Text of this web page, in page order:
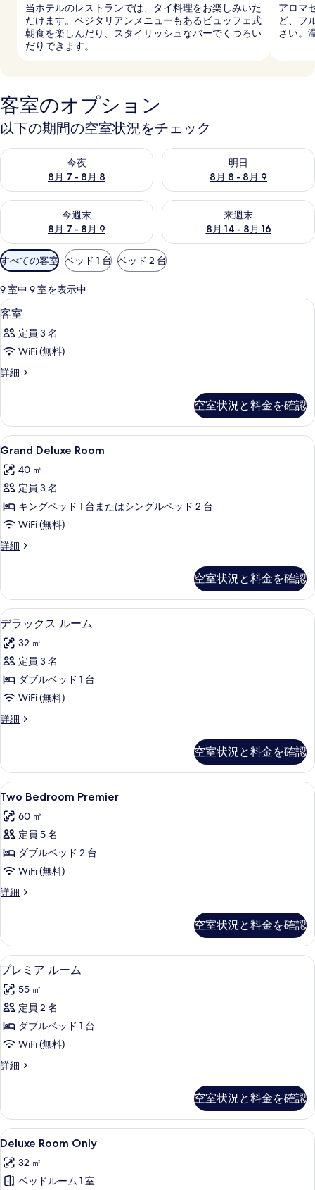
当ホテルのレストランでは、タイ料理をお楽しみいた
だけます。ベジタリアンメニューもあるビュッフェ式
朝食を楽しんだり、スタイリッシュなバーでくつろい
だりできます。
アロマ
ど、フ
さい。
客室のオプション
以下の期間の空室状況をチェック
今夜
8月 7 - 8月 8
今夜 8月 7 - 8月 8 の空室状況をチェック
明日
8月 8 - 8月 9
明日 8月 8 - 8月 9 の空室状況
今週末
8月 7 - 8月 9
今週末 8月 7 - 8月 9 の空室状況をチェック
来週末
8月 14 - 8月 16
来週末 8月 14 - 8月 16 の空室
利
用
可
能
な
客
室
の
絞
み
条
件
すべての客室 ベッド 1 台 ベッド 2 台
9 室中 9 室を表示中
客
室
の
す
べ
の
写
真
を
表
示
す
る
ミニバーのアイテム (無料)、セーフ
11
客室
定員 3 名
WiFi (無料)
詳細
客
細
空室状況と料金を確認
Grand
Deluxe
Room
の
す
べ
て
真
を
表
示
す
る
ミニバーのアイテム (無料)、セーフ
30
Grand Deluxe Room
40 ㎡
定員 3 名
キングベッド 1 台またはシングルベッド 2 台
WiFi (無料)
詳細
Grand
詳
細
空室状況と料金を確認
デ
ラ
ッ
ク
ス
ル
ー
の
す
べ
て
の
写
真
を
す
る
ミニバーのアイテム (無料)、セーフ
11
デラックス ルーム
32 ㎡
定員 3 名
ダブルベッド 1 台
WiFi (無料)
詳細
デ
ス
ル
ー
の
詳
空室状況と料金を確認
Two
Bedroom
Premier
の
す
べ
て
真
を
表
示
す
る
Two Bedroom Premier | ミニバーの
18
Two Bedroom Premier
60 ㎡
定員 5 名
ダブルベッド 2 台
WiFi (無料)
詳細
Two
詳
細
空室状況と料金を確認
プ
レ
ミ
ア
ル
ー
ム
す
べ
て
の
写
プレミア ルーム | ミニバーのアイテ
8
プレミア ルーム
55 ㎡
定員 2 名
ダブルベッド 1 台
WiFi (無料)
詳細
プ
ル
ー
ム
詳
細
空室状況と料金を確認
Deluxe
Room
Only
の
ミニバーのアイテム (無料)、セーフ
11
Deluxe Room Only
32 ㎡
ベッドルーム 1 室